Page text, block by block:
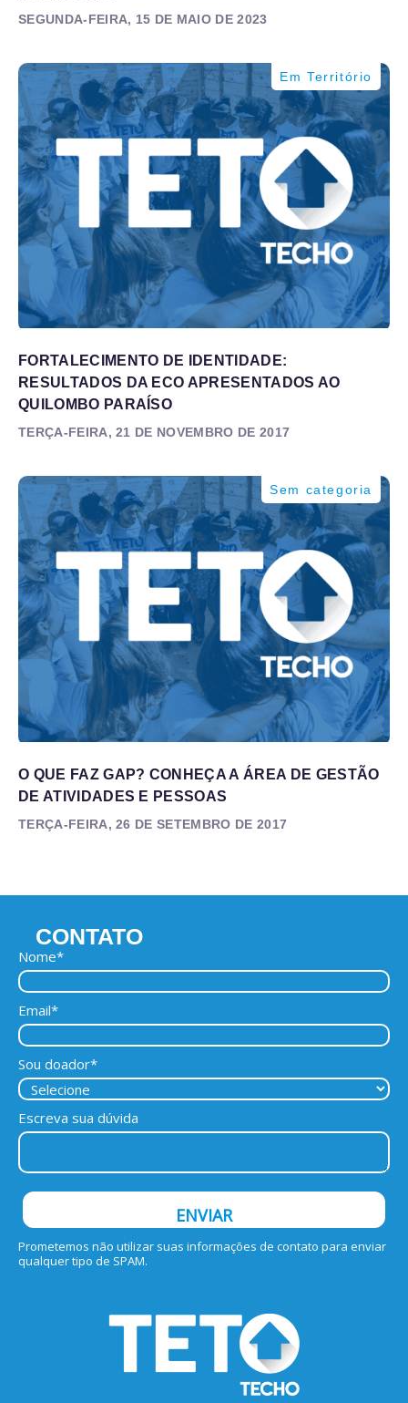
SEGUNDA-FEIRA, 15 DE MAIO DE 2023
Em Território
FORTALECIMENTO DE IDENTIDADE:
RESULTADOS DA ECO APRESENTADOS AO
QUILOMBO PARAÍSO
TERÇA-FEIRA, 21 DE NOVEMBRO DE 2017
Sem categoria
O QUE FAZ GAP? CONHEÇA A ÁREA DE GESTÃO
DE ATIVIDADES E PESSOAS
TERÇA-FEIRA, 26 DE SETEMBRO DE 2017
CONTATO
Nome*
Email*
Sou doador*
Escreva sua dúvida
ENVIAR
Prometemos não utilizar suas informações de contato para enviar
qualquer tipo de SPAM.